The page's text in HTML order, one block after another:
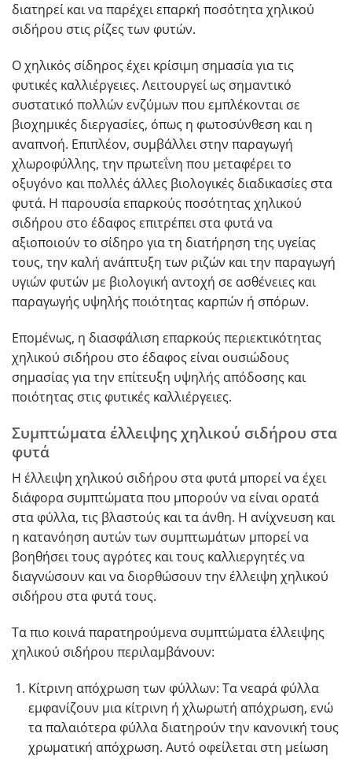
διατηρεί και να παρέχει επαρκή ποσότητα χηλικού
σιδήρου στις ρίζες των φυτών.
Ο χηλικός σίδηρος έχει κρίσιμη σημασία για τις
φυτικές καλλιέργειες. Λειτουργεί ως σημαντικό
συστατικό πολλών ενζύμων που εμπλέκονται σε
βιοχημικές διεργασίες, όπως η φωτοσύνθεση και η
αναπνοή. Επιπλέον, συμβάλλει στην παραγωγή
χλωροφύλλης, την πρωτεΐνη που μεταφέρει το
οξυγόνο και πολλές άλλες βιολογικές διαδικασίες στα
φυτά. Η παρουσία επαρκούς ποσότητας χηλικού
σιδήρου στο έδαφος επιτρέπει στα φυτά να
αξιοποιούν το σίδηρο για τη διατήρηση της υγείας
τους, την καλή ανάπτυξη των ριζών και την παραγωγή
υγιών φυτών με βιολογική αντοχή σε ασθένειες και
παραγωγής υψηλής ποιότητας καρπών ή σπόρων.
Επομένως, η διασφάλιση επαρκούς περιεκτικότητας
χηλικού σιδήρου στο έδαφος είναι ουσιώδους
σημασίας για την επίτευξη υψηλής απόδοσης και
ποιότητας στις φυτικές καλλιέργειες.
Συμπτώματα έλλειψης χηλικού σιδήρου στα
φυτά
Η έλλειψη χηλικού σιδήρου στα φυτά μπορεί να έχει
διάφορα συμπτώματα που μπορούν να είναι ορατά
στα φύλλα, τις βλαστούς και τα άνθη. Η ανίχνευση και
η κατανόηση αυτών των συμπτωμάτων μπορεί να
βοηθήσει τους αγρότες και τους καλλιεργητές να
διαγνώσουν και να διορθώσουν την έλλειψη χηλικού
σιδήρου στα φυτά τους.
Τα πιο κοινά παρατηρούμενα συμπτώματα έλλειψης
χηλικού σιδήρου περιλαμβάνουν:
Κίτρινη απόχρωση των φύλλων: Τα νεαρά φύλλα
εμφανίζουν μια κίτρινη ή χλωρωτή απόχρωση, ενώ
τα παλαιότερα φύλλα διατηρούν την κανονική τους
χρωματική απόχρωση. Αυτό οφείλεται στη μείωση